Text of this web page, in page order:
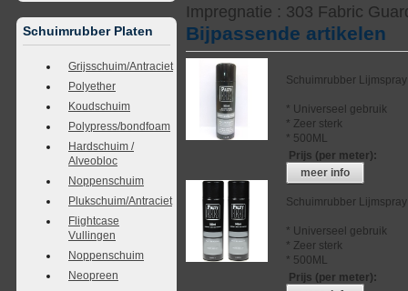
Schuimrubber Platen
Grijsschuim/Antraciet
Polyether
Koudschuim
Polypress/bondfoam
Hardschuim /
Alveobloc
Noppenschuim
Plukschuim/Antraciet
Flightcase
Vullingen
Noppenschuim
Neopreen
Impregnatie : 303 Fabric
Bijpassende artikelen
Schuimrubber Lijmspray
* Universeel gebruik
* Zeer sterk
* 500ML
Prijs (per meter):
meer info
Schuimrubber
* Universeel gebruik
* Zeer sterk
* 500ML
Prijs (per meter):